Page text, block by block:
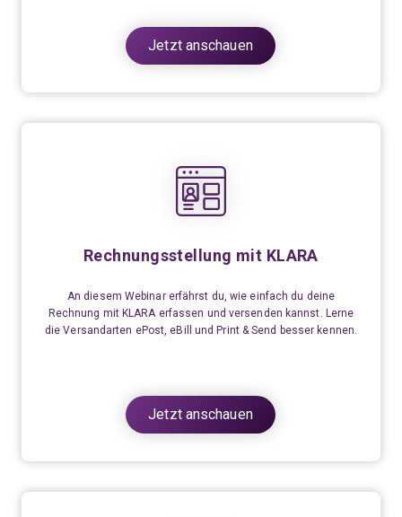
Jetzt anschauen
Rechnungsstellung mit KLARA
An diesem Webinar erfährst du, wie einfach du deine
Rechnung mit KLARA erfassen und versenden kannst. Lerne
die Versandarten ePost, eBill und Print & Send besser kennen.
Jetzt anschauen